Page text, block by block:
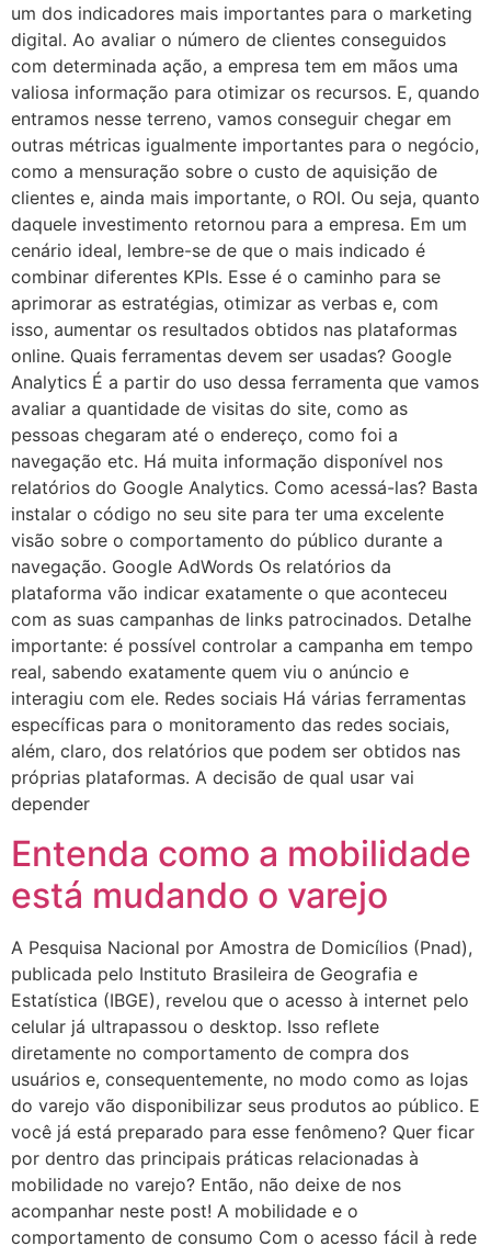
um dos indicadores mais importantes para o marketing
digital. Ao avaliar o número de clientes conseguidos
com determinada ação, a empresa tem em mãos uma
valiosa informação para otimizar os recursos. E, quando
entramos nesse terreno, vamos conseguir chegar em
outras métricas igualmente importantes para o negócio,
como a mensuração sobre o custo de aquisição de
clientes e, ainda mais importante, o ROI. Ou seja, quanto
daquele investimento retornou para a empresa. Em um
cenário ideal, lembre-se de que o mais indicado é
combinar diferentes KPIs. Esse é o caminho para se
aprimorar as estratégias, otimizar as verbas e, com
isso, aumentar os resultados obtidos nas plataformas
online. Quais ferramentas devem ser usadas? Google
Analytics É a partir do uso dessa ferramenta que vamos
avaliar a quantidade de visitas do site, como as
pessoas chegaram até o endereço, como foi a
navegação etc. Há muita informação disponível nos
relatórios do Google Analytics. Como acessá-las? Basta
instalar o código no seu site para ter uma excelente
visão sobre o comportamento do público durante a
navegação. Google AdWords Os relatórios da
plataforma vão indicar exatamente o que aconteceu
com as suas campanhas de links patrocinados. Detalhe
importante: é possível controlar a campanha em tempo
real, sabendo exatamente quem viu o anúncio e
interagiu com ele. Redes sociais Há várias ferramentas
específicas para o monitoramento das redes sociais,
além, claro, dos relatórios que podem ser obtidos nas
próprias plataformas. A decisão de qual usar vai
depender
Entenda como a mobilidade
está mudando o varejo
A Pesquisa Nacional por Amostra de Domicílios (Pnad),
publicada pelo Instituto Brasileira de Geografia e
Estatística (IBGE), revelou que o acesso à internet pelo
celular já ultrapassou o desktop. Isso reflete
diretamente no comportamento de compra dos
usuários e, consequentemente, no modo como as lojas
do varejo vão disponibilizar seus produtos ao público. E
você já está preparado para esse fenômeno? Quer ficar
por dentro das principais práticas relacionadas à
mobilidade no varejo? Então, não deixe de nos
acompanhar neste post! A mobilidade e o
comportamento de consumo Com o acesso fácil à rede